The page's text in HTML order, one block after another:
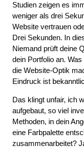
Studien zeigen es
weniger als drei
Website vertrauen
Drei Sekunden. In
Niemand prüft deine
dein Portfolio an.
die Website-Optik
Eindruck ist
Das klingt unfair, ich
aufgebaut, so viel
Methoden, in dein
eine Farbpalette
zusammenarbeitet?